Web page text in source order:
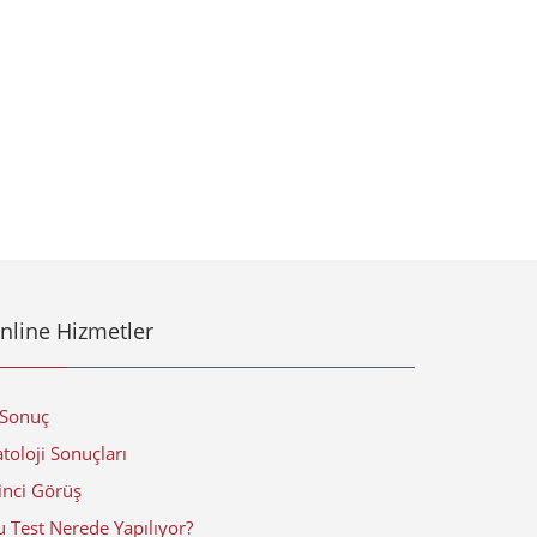
Hizmetler
Sonuçları
Görüş
Test Nerede Yapılıyor?